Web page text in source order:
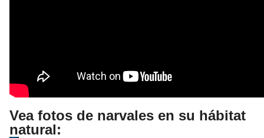
Vea fotos de narvales en su hábitat
natural: